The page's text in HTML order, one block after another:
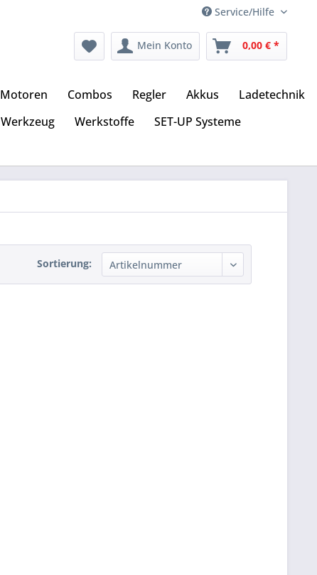
Service/Hilfe
Mein Konto 0,00 € *
Motoren Combos Regler Akkus
Ladetechnik
Werkzeug Werkstoffe
SET-UP Systeme
Sortierung: